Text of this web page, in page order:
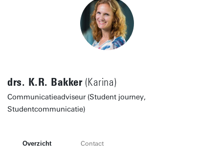
drs. K.R. Bakker(Karina)
Communicatieadviseur (Student journey,
Studentcommunicatie)
Overzicht Contact